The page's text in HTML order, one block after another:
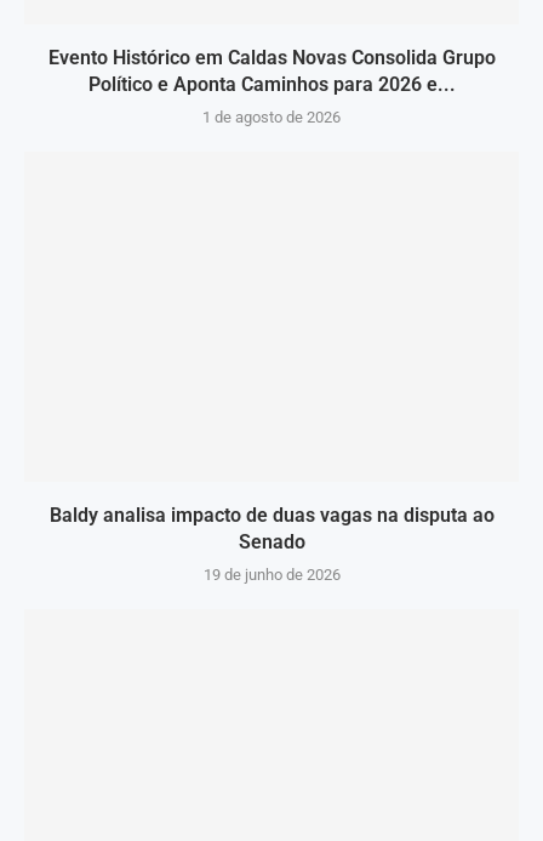
Evento Histórico em Caldas Novas Consolida Grupo
Político e Aponta Caminhos para 2026 e...
1 de agosto de 2026
Baldy analisa impacto de duas vagas na disputa ao
Senado
19 de junho de 2026